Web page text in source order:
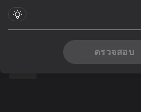
ตรวจสอบ